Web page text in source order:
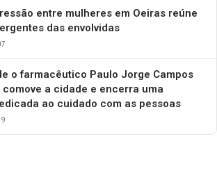
entre mulheres em Oeiras reúne
das envolvidas
o farmacêutico Paulo Jorge Campos
comove a cidade e encerra uma
ao cuidado com as pessoas